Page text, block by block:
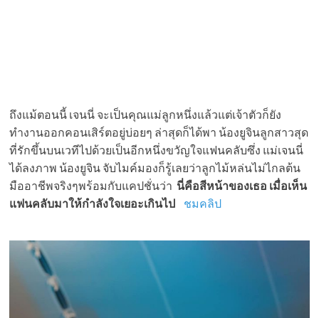
ถึงแม้ตอนนี้ เจนนี่ จะเป็นคุณแม่ลูกหนึ่งแล้วแต่เจ้าตัวก็ยัง
ทำงานออกคอนเสิร์ตอยู่บ่อยๆ ล่าสุดก็ได้พา น้องยูจินลูกสาวสุด
ที่รักขึ้นบนเวทีไปด้วยเป็นอีกหนึ่งขวัญใจแฟนคลับซึ่ง แม่เจนนี่
ได้ลงภาพ น้องยูจิน จับไมค์มองก็รู้เลยว่าลูกไม้หล่นไม่ไกลต้น
มืออาชีพจริงๆพร้อมกับแคปชั่นว่า นี่คือสีหน้าของเธอ เมื่อเห็น
แฟนคลับมาให้กำลังใจเยอะเกินไป ชมคลิป